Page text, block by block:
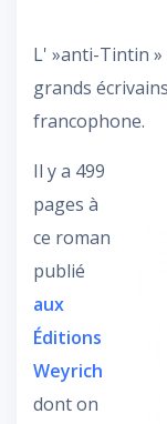
L' »anti-Tintin »
grands
francophone.
Il y a 499
pages à
ce roman
publié
aux
Éditions
Weyrich
dont on